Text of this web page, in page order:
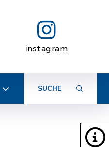
instagram
SUCHE